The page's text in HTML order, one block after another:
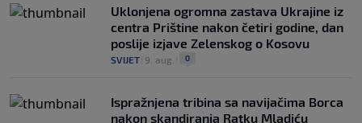
Uklonjena ogromna zastava Ukrajine iz
centra Prištine nakon četiri godine, dan
poslije izjave Zelenskog o Kosovu
SVIJET 9. aug. 0
Ispražnjena tribina sa navijačima Borca
nakon skandiranja Ratku Mladiću